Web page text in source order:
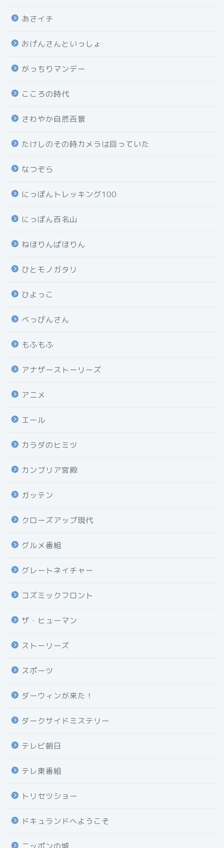
あさイチ
おげんさんといっしょ
がっちりマンデー
こころの時代
さわやか自然百景
たけしのその時カメラは回っていた
なつぞら
にっぽんトレッキング100
にっぽん百名山
ねほりんぱほりん
ひとモノガタリ
ひよっこ
べっぴんさん
もふもふ
アナザーストーリーズ
アニメ
エール
カラダのヒミツ
カンブリア宮殿
ガッテン
クローズアップ現代
グルメ番組
グレートネイチャー
コズミックフロント
ザ・ヒューマン
ストーリーズ
スポーツ
ダーウィンが来た！
ダークサイドミステリー
テレビ朝日
テレ東番組
トリセツショー
ドキュランドへようこそ